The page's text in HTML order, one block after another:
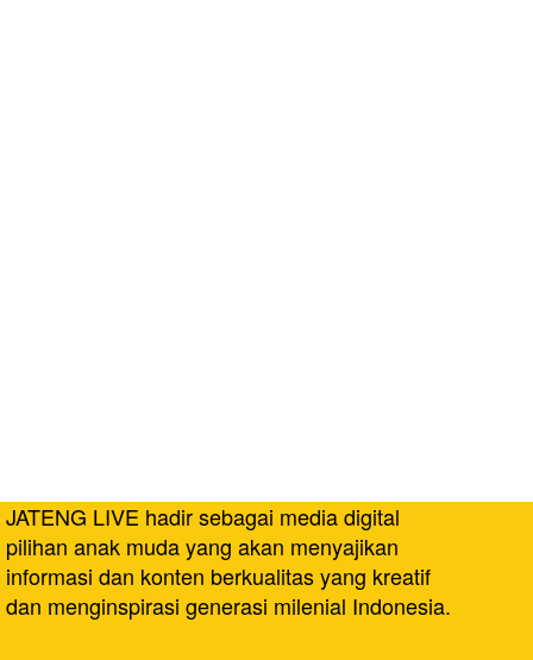
JATENG LIVE hadir sebagai media digital
pilihan anak muda yang akan menyajikan
informasi dan konten berkualitas yang kreatif
dan menginspirasi generasi milenial Indonesia.